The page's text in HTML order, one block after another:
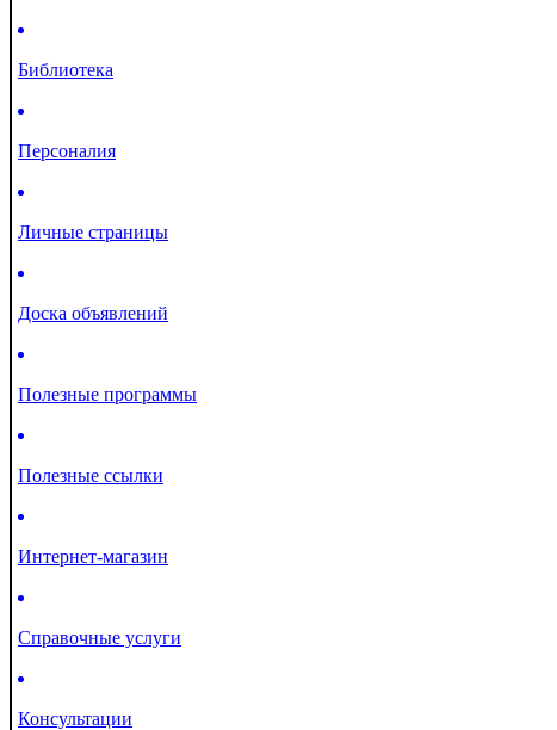
Библиотека
Персоналия
Личные страницы
Доска объявлений
Полезные программы
Полезные ссылки
Интернет-магазин
Справочные услуги
Консультации